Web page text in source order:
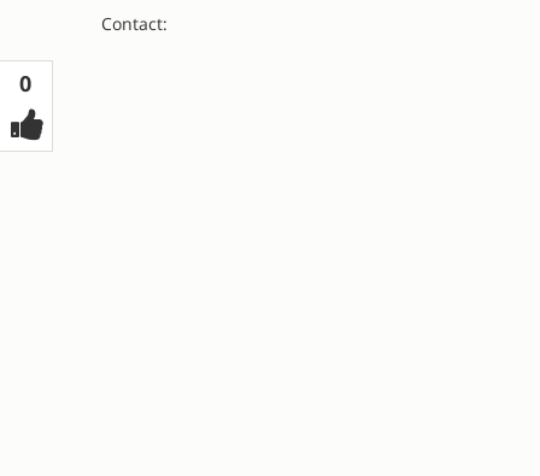
0Votes
Contact: